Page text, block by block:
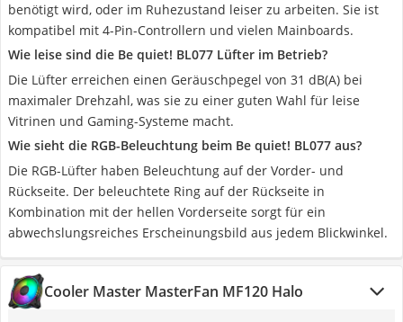
benötigt wird, oder im Ruhezustand leiser zu arbeiten. Sie ist
kompatibel mit 4-Pin-Controllern und vielen Mainboards.
Wie leise sind die Be quiet! BL077 Lüfter im Betrieb?
Die Lüfter erreichen einen Geräuschpegel von 31 dB(A) bei
maximaler Drehzahl, was sie zu einer guten Wahl für leise
Vitrinen und Gaming-Systeme macht.
Wie sieht die RGB-Beleuchtung beim Be quiet! BL077 aus?
Die RGB-Lüfter haben Beleuchtung auf der Vorder- und
Rückseite. Der beleuchtete Ring auf der Rückseite in
Kombination mit der hellen Vorderseite sorgt für ein
abwechslungsreiches Erscheinungsbild aus jedem Blickwinkel.
Cooler Master MasterFan MF120 Halo